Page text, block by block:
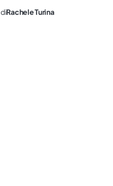
diRachele Turina